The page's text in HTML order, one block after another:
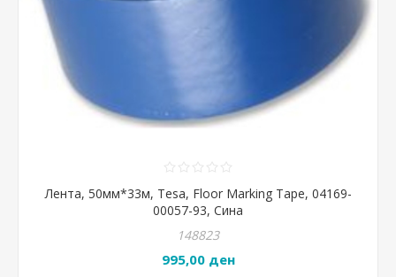
Лента, 50мм*33м, Tesa, Floor Marking Tape, 04169-
00057-93, Сина
148823
995,00 ден